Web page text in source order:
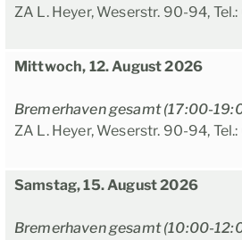
ZA L. Heyer, Weserstr. 90-94,
Mittwoch, 12. August 2026
Bremerhaven gesamt (17:00-
ZA L. Heyer, Weserstr. 90-94,
Samstag, 15. August 2026
Bremerhaven gesamt (10:00-